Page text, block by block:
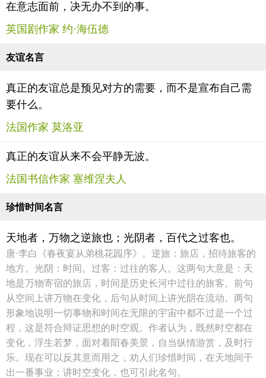
在意志面前，决无办不到的事。
英国剧作家 约·海伍德
友谊名言
真正的友谊总是预见对方的需要，而不是宣布自己需
要什么。
法国作家 莫洛亚
真正的友谊从来不会平静无波。
法国书信作家 塞维涅夫人
珍惜时间名言
天地者，万物之逆旅也；光阴者，百代之过客也。
唐·李白《春夜宴从弟桃花园序》。逆旅：旅店，招待旅客的
地方。光阴：时间。过客：过往的客人。这两句大意是：天
地是万物寄宿的旅店，时间是历史长河中过往的旅客。前句
从空间上讲万物在变化，后句从时间上讲光阴在流动。两句
形象地说明一切事物和时间在无限的宇宙中都不过是一个过
程，这是符合辩证思想的时空观。作者认为，既然时空都在
变化，浮生若梦，面对着阳春美景，自当纵情游赏，及时行
乐。现在可以反其意而用之，劝人们珍惜时间，在天地间干
出一番事业；讲时空变化，也可引此名句。